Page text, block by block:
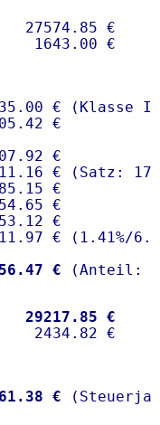
€
€ (Klasse I)
€
€
€ (Satz:
€
€
€
€ ( 1.41%/
€
29217.85 €
€